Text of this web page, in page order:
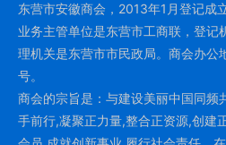
东营市安徽商会，2013年1月登记成
业务主管单位是东营市工商联，登记
理机关是东营市市民政局。商会办公
号。
商会的宗旨是：与建设美丽中国同频
手前行,凝聚正力量,整合正资源,创建